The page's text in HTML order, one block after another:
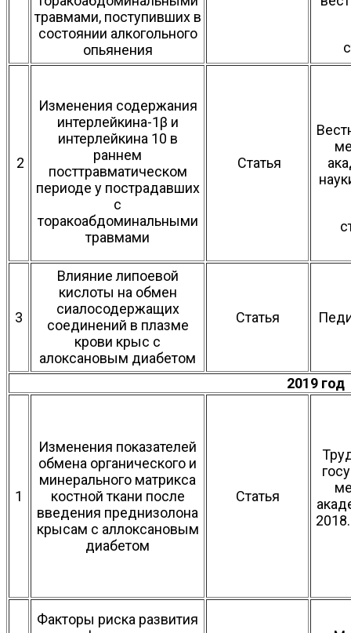
травмами, поступивших в
состоянии алкогольного
опьянения
2
Изменения содержания
интерлейкина-1β и
интерлейкина 10 в
раннем
посттравматическом
периоде у пострадавших
с
торакоабдоминальными
травмами
Статья
3
Влияние липоевой
кислоты на обмен
сиалосодержащих
соединений в плазме
крови крыс с
алоксановым диабетом
Статья
2019 год
1
Изменения показателей
обмена органического и
минерального матрикса
костной ткани после
введения преднизолона
крысам с аллоксановым
диабетом
Статья
Факторы риска развития